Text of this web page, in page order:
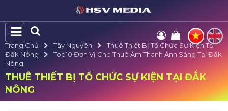
Trang Chủ Tây Nguyên
Thuê Thiết Bị Tổ Chức Sự Kiện Tại
Đắk Nông
Top10 Đơn Vị Cho Thuê Âm Thanh Ánh Sáng Tại Đắk
Nông
THUÊ THIẾT BỊ TỔ CHỨC SỰ KIỆN TẠI ĐẮK
NÔNG